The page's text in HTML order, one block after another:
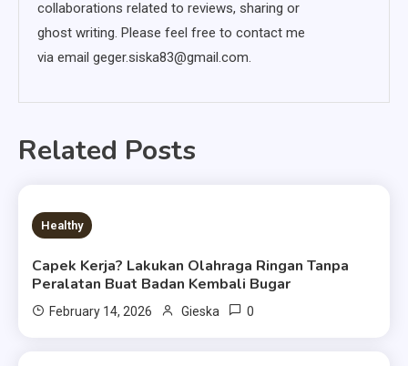
collaborations related to reviews, sharing or
ghost writing. Please feel free to contact me
via email geger.siska83@gmail.com.
Related Posts
4 MINS READ
Healthy
Capek Kerja? Lakukan Olahraga Ringan Tanpa
Peralatan Buat Badan Kembali Bugar
February 14, 2026 Gieska 0